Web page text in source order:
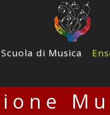
Scuola di Musica